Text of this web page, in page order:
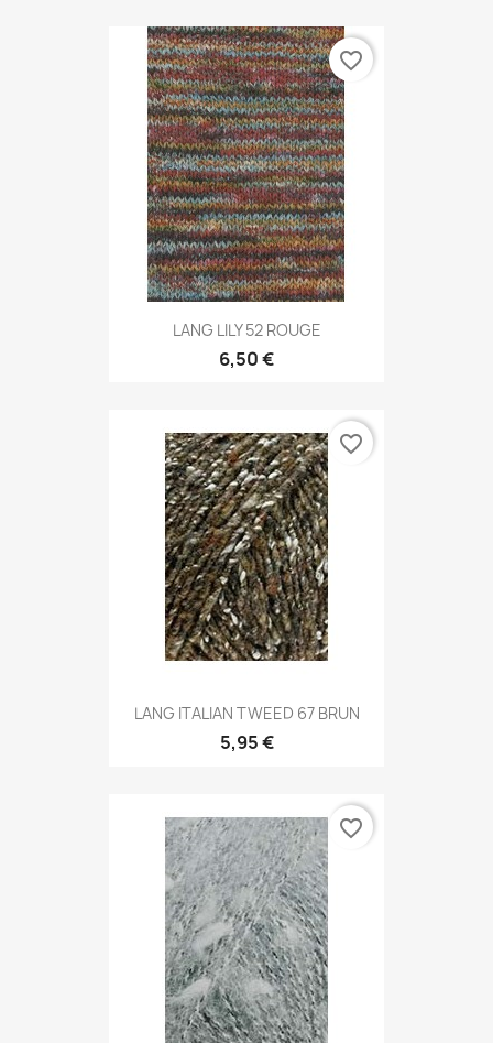
LANG LILY 52 ROUGE
6,50 €
favorite_border
LANG ITALIAN TWEED 67 BRUN
5,95 €
favorite_border
favorite_border